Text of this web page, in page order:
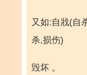
又如:自戕(自
杀,损伤)
毁坏 。